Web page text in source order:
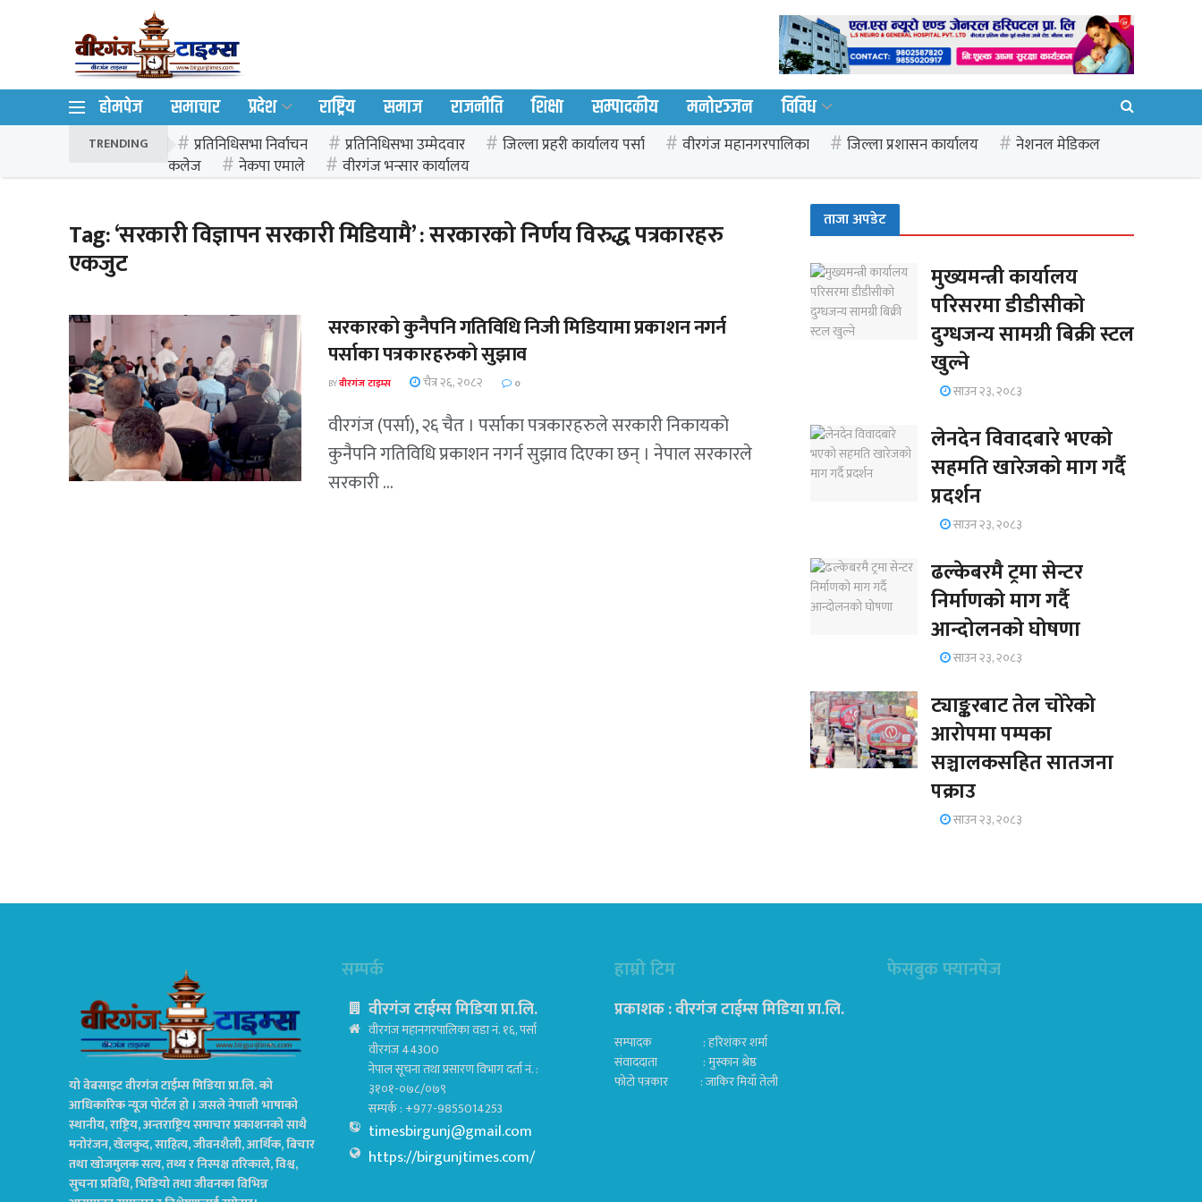
होमपेज समाचार प्रदेश राष्ट्रिय समाज राजनीति शिक्षा सम्पादकीय मनोरञ्जन विविध
TRENDING प्रतिनिधिसभा निर्वाचन प्रतिनिधिसभा उम्मेदवार जिल्ला प्रहरी कार्यालय पर्सा वीरगंज महानगरपालिका जिल्ला प्रशासन कार्यालय
नेशनल मेडिकल
कलेज
नेकपा एमाले वीरगंज भन्सार कार्यालय
Tag:‘सरकारी विज्ञापन सरकारी मिडियामै’ : सरकारको निर्णय विरुद्ध पत्रकारहरु
एकजुट
सरकारको कुनैपनि गतिविधि निजी मिडियामा प्रकाशन नगर्न
पर्साका पत्रकारहरुको सुझाव
BYवीरगंज टाइम्स चैत्र २६, २०८२ 0
वीरगंज (पर्सा), २६ चैत । पर्साका पत्रकारहरुले सरकारी निकायको
कुनैपनि गतिविधि प्रकाशन नगर्न सुझाव दिएका छन् । नेपाल सरकारले
सरकारी ...
ताजा अपडेट
मुख्यमन्त्री कार्यालय
परिसरमा डीडीसीको
दुग्धजन्य सामग्री बिक्री स्टल
खुल्ने
साउन २३, २०८३
लेनदेन विवादबारे भएको
सहमति खारेजको माग गर्दै
प्रदर्शन
साउन २३, २०८३
ढल्केबरमै ट्रमा सेन्टर
निर्माणको माग गर्दै
आन्दोलनको घोषणा
साउन २३, २०८३
ट्याङ्करबाट तेल चोरेको
आरोपमा पम्पका
सञ्चालकसहित सातजना
पक्राउ
साउन २३, २०८३
यो वेबसाइट वीरगंज टाईम्स मिडिया प्रा.लि. को
आधिकारिक न्यूज पोर्टल हो । जसले नेपाली भाषाको
स्थानीय, राष्ट्रिय, अन्तराष्ट्रिय समाचार प्रकाशनको साथै
मनोरंजन, खेलकुद, साहित्य, जीवनशैली, आर्थिक, बिचार
तथा खोजमुलक सत्य, तथ्य र निस्पक्ष तरिकाले, विश्व,
सुचना प्रविधि, भिडियो तथा जीवनका विभिन्न
सम्पर्क
वीरगंज टाईम्स मिडिया प्रा.लि.
वीरगंज महानगरपालिका वडा नं. १६, पर्सा
वीरगंज 44300
नेपाल सूचना तथा प्रसारण विभाग दर्ता नं. :
३१०१-०७८/०७९
सम्पर्क : +977-9855014253
timesbirgunj@gmail.com
https://birgunjtimes.com/
हाम्रो टिम
प्रकाशक : वीरगंज टाईम्स मिडिया प्रा‍.लि.
सम्पादक : हरिशंकर शर्मा
संवाददाता : मुस्कान श्रेष्ठ
फोटो पत्रकार : जाकिर मियाँ तेली
फेसबुक फ्यानपेज